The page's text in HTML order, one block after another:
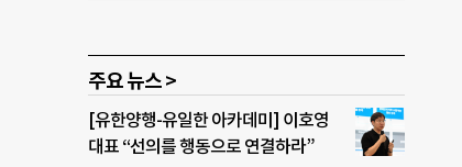
주요 뉴스 >
[유한양행-유일한 아카데미] 이호영
대표 “선의를 행동으로 연결하라”